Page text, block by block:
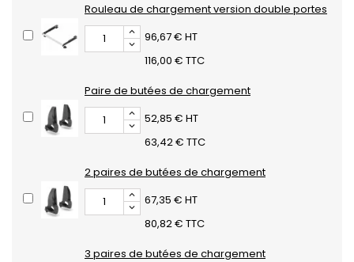
Rouleau de chargement version double portes
96,67 € HT
116,00 € TTC
Paire de butées de chargement
52,85 € HT
63,42 € TTC
2 paires de butées de chargement
67,35 € HT
80,82 € TTC
3 paires de butées de chargement